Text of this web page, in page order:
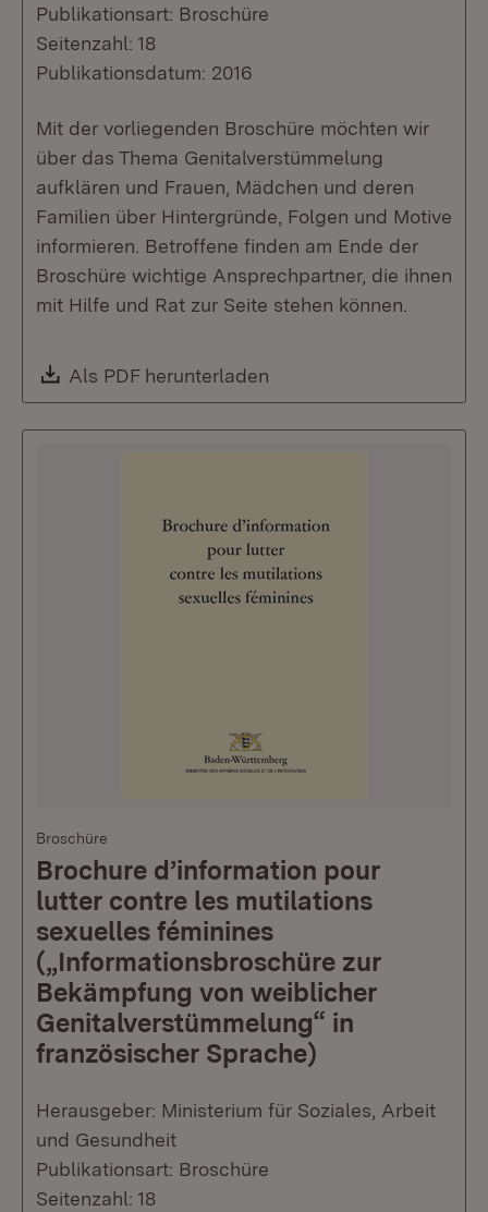
Publikationsart: Broschüre
Seitenzahl: 18
Publikationsdatum: 2016
Mit der vorliegenden Broschüre möchten wir
über das Thema Genitalverstümmelung
aufklären und Frauen, Mädchen und deren
Familien über Hintergründe, Folgen und Motive
informieren. Betroffene finden am Ende der
Broschüre wichtige Ansprechpartner, die ihnen
mit Hilfe und Rat zur Seite stehen können.
Download:
Als PDF herunterladen
Broschüre
Brochure d’information pour
lutter contre les mutilations
sexuelles féminines
(„Informationsbroschüre zur
Bekämpfung von weiblicher
Genitalverstümmelung“ in
französischer Sprache)
Herausgeber: Ministerium für Soziales, Arbeit
und Gesundheit
Publikationsart: Broschüre
Seitenzahl: 18